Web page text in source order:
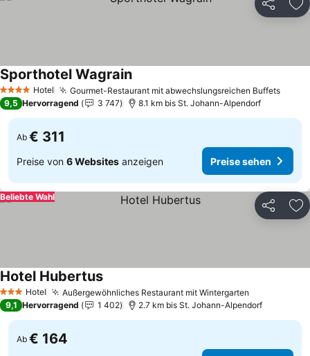
Teilen
4 Sterne Hotel Gourmet-Restaurant mit abwechslungsreichen Buffets
Sporthotel Wagrain
9,5 Hervorragend 3 747 8.1 km bis St. Johann-Alpendorf
Ab € 311
Preise von 6 Websites anzeigen Preise sehen
Teilen
Beliebte Wahl
3 SterneHotel Außergewöhnliches Restaurant mit Wintergarten
Hotel Hubertus
9,1 Hervorragend 1 402 2.7 km bis St. Johann-Alpendorf
Ab € 164